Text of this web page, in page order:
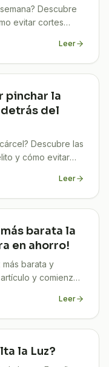
Descubre
evitar cortes
Leer
pinchar la
del
Descubre las
y cómo evitar
Leer
barata la
en ahorro!
barata y
y comienza
Leer
la Luz?